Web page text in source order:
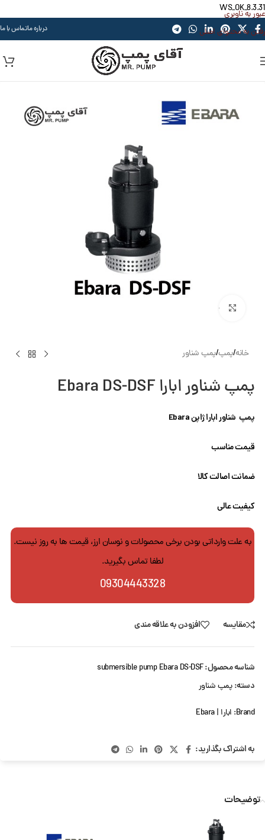
WS_OK_8.3.31
عبور به ناوبری
رفتن به محتوای اصلی
درباره ماتماس با ما
بزرگنمایی تصویر
خانه/پمپ/پمپ شناور
پمپ شناور ابارا Ebara DS-DSF
پمپ شناور ابارا ژاپن Ebara
قیمت مناسب
ضمانت اصالت کالا
کیفیت عالی
به علت وارداتی بودن برخی محصولات و نوسان ارز، قیمت ها به روز نیست.
لطفا تماس بگیرید.
09304443328
مقایسه افزودن به علاقه مندی
شناسه محصول:submersible pump Ebara DS-DSF
دسته: پمپ شناور
Brand: ابارا | Ebara
به اشتراک بگذارید:
توضیحات